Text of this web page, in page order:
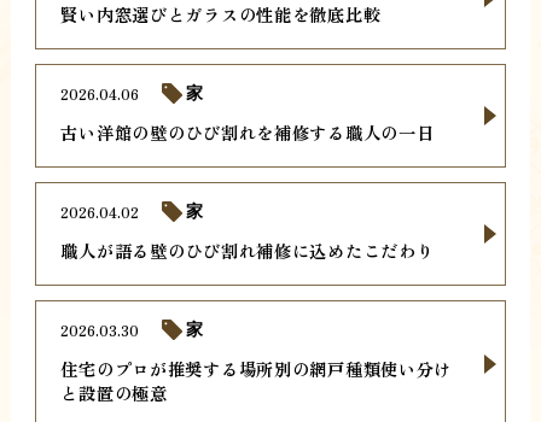
賢い内窓選びとガラスの性能を徹底比較
古い洋館の壁のひび割れを補修する職人の一日
2026.04.06 家
職人が語る壁のひび割れ補修に込めたこだわり
2026.04.02 家
住宅のプロが推奨する場所別の網戸種類使い分け
と設置の極意
2026.03.30 家